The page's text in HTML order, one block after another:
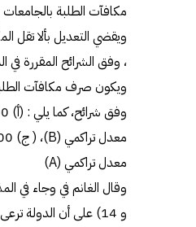
مكافآت الطلبة بالجامعات
، وفق الشرائح المقررة في
ويكون صرف مكافآت الطلبة
معدل تراكمي (A)
وقال الغانم في وجاء في
و 14) على أن الدولة